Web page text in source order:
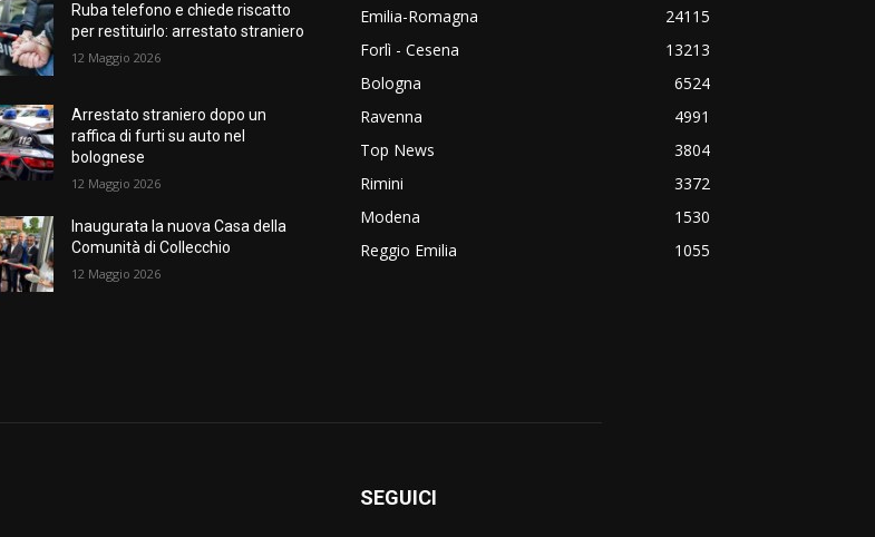
Ruba telefono e chiede riscatto
per restituirlo: arrestato straniero
12 Maggio 2026
Arrestato straniero dopo un
raffica di furti su auto nel
bolognese
12 Maggio 2026
Inaugurata la nuova Casa della
Comunità di Collecchio
12 Maggio 2026
Emilia-Romagna
24115
Forlì - Cesena
13213
Bologna
6524
Ravenna
4991
Top News
3804
Rimini
3372
Modena
1530
Reggio Emilia
1055
SEGUICI